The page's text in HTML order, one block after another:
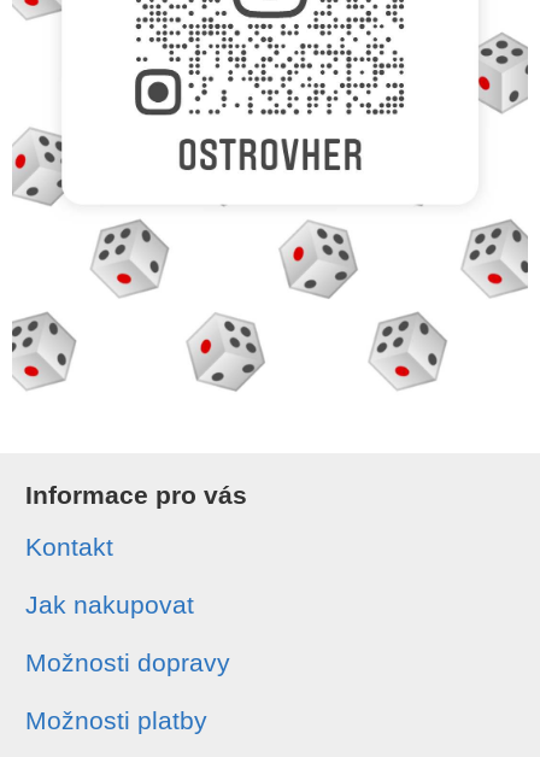
Informace pro vás
Kontakt
Jak nakupovat
Možnosti dopravy
Možnosti platby